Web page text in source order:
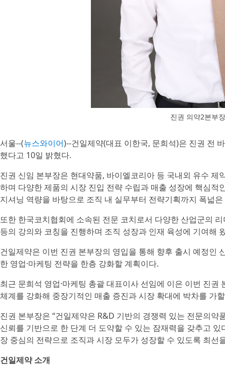
진권 의약2본부
서울--(뉴스와이어)--건일제약(대표 이한국, 문희석)은 진권 전
했다고 10일 밝혔다.
진권 신임 본부장은 현대약품, 바이엘코리아 등 국내외 유수
하며 다양한 제품의 시장 진입 전략 수립과 매출 성장에 핵심적
지셔닝 역량을 바탕으로 조직 내 실무부터 전략기획까지 폭넓
또한 한국코치협회에 소속된 전문 코치로서 다양한 산업군의
등의 강의와 코칭을 진행하며 조직 성장과 인재 육성에 기여해
건일제약은 이번 진권 본부장의 영입을 통해 향후 출시 예정인
한 영업·마케팅 전략을 한층 강화할 계획이다.
최근 문희석 영업·마케팅 총괄 대표이사 선임에 이은 이번 진
체계를 강화해 중장기적인 매출 증진과 시장 확대에 박차를 가
진권 본부장은 “건일제약은 R&D 기반의 경쟁력 있는 전문의
신뢰를 기반으로 한 단계 더 도약할 수 있는 잠재력을 갖추고
장 중심의 전략으로 조직과 시장 모두가 성장할 수 있도록 최선
건일제약 소개